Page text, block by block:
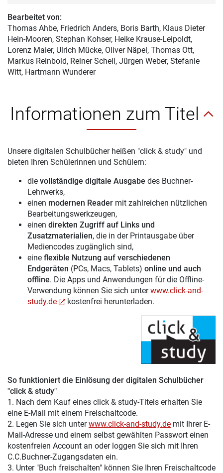
Bearbeitet von:
Thomas Ahbe, Friedrich Anders, Boris Barth, Klaus Dieter
Hein-Mooren, Stephan Kohser, Heike Krause-Leipoldt,
Lorenz Maier, Ulrich Mücke, Oliver Näpel, Thomas Ott,
Markus Reinbold, Reiner Schell, Jürgen Weber, Stefanie
Witt, Hartmann Wunderer
Informationen zum Titel
Unsere digitalen Schulbücher heißen "click & study" und
bieten Ihren Schülerinnen und Schülern:
die vollständige digitale Ausgabe des Buchner-
Lehrwerks,
einen modernen Reader mit zahlreichen nützlichen
Bearbeitungswerkzeugen,
einen direkten Zugriff auf Links und
Zusatzmaterialien, die in der Printausgabe über
Mediencodes zugänglich sind,
eine flexible Nutzung auf verschiedenen
Endgeräten (PCs, Macs, Tablets) online und auch
offline. Die Apps und Anwendungen für die Offline-
Verwendung können Sie sich unterwww.click-and-
study.de
kostenfrei herunterladen.
So funktioniert die Einlösung der digitalen Schulbücher
"click & study"
1. Nach dem Kauf eines click & study-Titels erhalten Sie
eine E-Mail mit einem Freischaltcode.
2. Legen Sie sich unterwww.click-and-study.de mit Ihrer E-
Mail-Adresse und einem selbst gewählten Passwort einen
kostenfreien Account an oder loggen Sie sich mit Ihren
C.C.Buchner-Zugangsdaten ein.
3. Unter "Buch freischalten" können Sie Ihren Freischaltcode